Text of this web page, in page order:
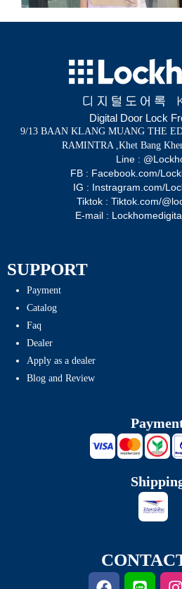
Digital Door Lock
9/13 BAAN KLANG MUANG THE
RAMINTRA ,Khet Bang
Line :
FB : Facebook.com/
IG : Instragram.com/
Tiktok : Tiktok.com/
E-mail :
SUPPORT
Payment
Catalog
Faq
Dealer
Apply as a dealer
Blog and Review